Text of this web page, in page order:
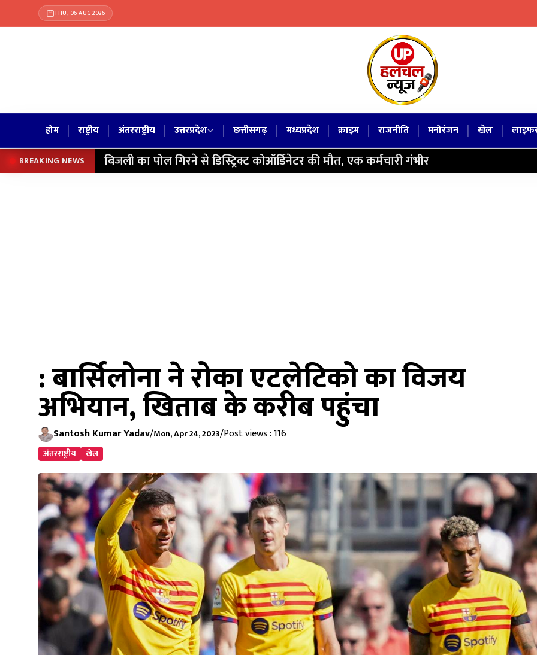
THU, 06 AUG 2026
होम | राष्ट्रीय | अंतरराष्ट्रीय | उत्तरप्रदेश | छत्तीसगढ़ | मध्यप्रदेश | क्राइम | राजनीति | मनोरंजन | खेल |
BREAKING NEWS बिजली का पोल गिरने से डिस्ट्रिक्ट कोऑर्डिनेटर की मौत, एक कर्मचारी गंभीर
: बार्सिलोना ने रोका एटलेटिको का विजय
अभियान, खिताब के करीब पहुंचा
Santosh Kumar Yadav/Mon, Apr 24, 2023/Post views : 116
अंतरराष्ट्रीय खेल